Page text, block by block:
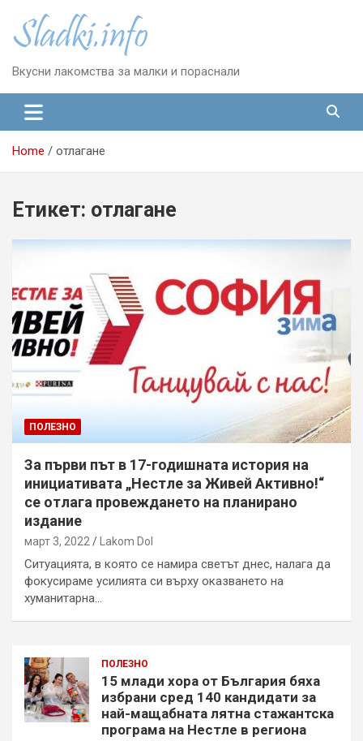
content
Вкусни лакомства за малки и пораснали
Home отлагане
Етикет: отлагане
ПОЛЕЗНО
За първи път в 17-годишната история на
инициативата „Нестле за Живей Активно!“
се отлага провеждането на планирано
издание
март 3, 2022 Lakom Dol
Ситуацията, в която се намира светът днес, налага да
фокусираме усилията си върху оказването на
хуманитарна…
ПОЛЕЗНО
15 млади хора от България бяха
избрани сред 140 кандидати за
най-мащабната лятна стажантска
програма на Нестле в региона